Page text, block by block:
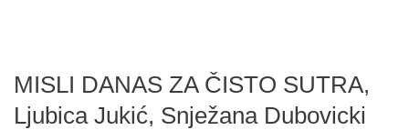
MISLI DANAS ZA ČISTO SUTRA,
Ljubica Jukić, Snježana Dubovicki